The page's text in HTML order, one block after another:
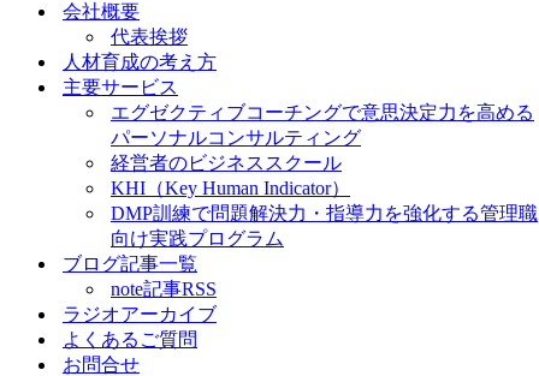
会社概要
代表挨拶
人材育成の考え方
主要サービス
エグゼクティブコーチングで意思決定力を高める
パーソナルコンサルティング
経営者のビジネススクール
KHI（Key Human Indicator）
DMP訓練で問題解決力・指導力を強化する管理職
向け実践プログラム
ブログ記事一覧
note記事RSS
ラジオアーカイブ
よくあるご質問
お問合せ